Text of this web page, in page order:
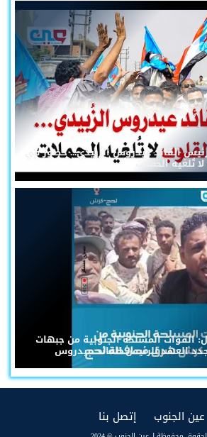
القائد عيدروس الزُبيدي... حضورٌ في
تُلغيه الحملات
القوات المسلحة الجنوبية من جبهات
العهد للرئيس القائد عيدروس
عين الجنوب إتصل بنا